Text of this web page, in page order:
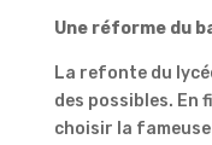
Une réforme du
La refonte du
des possibles. En
choisir la